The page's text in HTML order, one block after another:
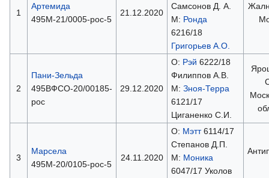
1
Артемида
495М-21/0005-рос-5
21.12.2020
Самсонов Д. А.
М: Ронда
6216/18
Григорьев А.О.
2
Пани-Зельда
495ВФСО-20/00185-
рос
29.12.2020
О: Рэй 6222/18
Филиппов А.В.
М: Зноя-Терра
6121/17
Циганенко С.И.
3
Марсела
495М-20/0105-рос-5
24.11.2020
О: Мэтт6114/17
Степанов Д.П.
М: Моника
6047/17 Уколов